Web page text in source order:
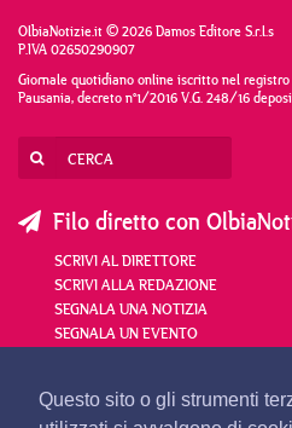
Questo sito o gli strumenti
OlbiaNotizie.it © 2026 Damos Editore S.r.l.s
P.IVA 02650290907
Giornale quotidiano online iscritto nel
Pausania, decreto n°1/2016 V.G. 248/16
Filo diretto con
SCRIVI AL DIRETTORE
SCRIVI ALLA REDAZIONE
SEGNALA UNA NOTIZIA
SEGNALA UN EVENTO